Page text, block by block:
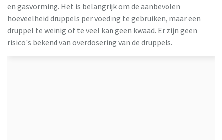
en gasvorming. Het is belangrijk om de aanbevolen
hoeveelheid druppels per voeding te gebruiken, maar een
druppel te weinig of te veel kan geen kwaad. Er zijn geen
risico's bekend van overdosering van de druppels.